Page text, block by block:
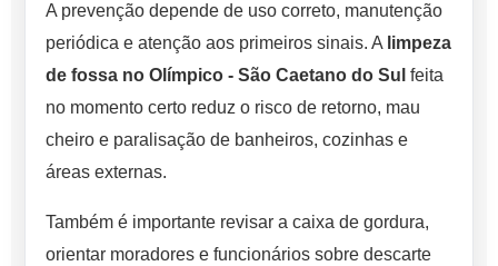
A prevenção depende de uso correto, manutenção
periódica e atenção aos primeiros sinais. A limpeza
de fossa no Olímpico - São Caetano do Sul feita
no momento certo reduz o risco de retorno, mau
cheiro e paralisação de banheiros, cozinhas e
áreas externas.
Também é importante revisar a caixa de gordura,
orientar moradores e funcionários sobre descarte